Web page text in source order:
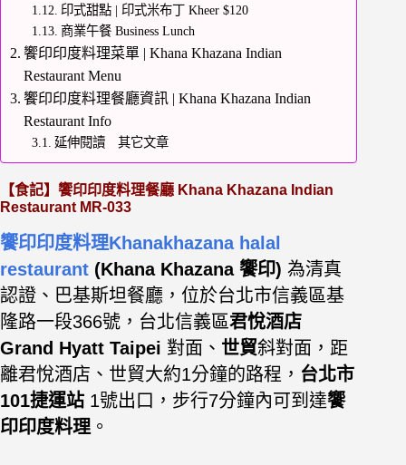
印式甜點 | 印式米布丁 Kheer $120
商業午餐 Business Lunch
饗印印度料理菜單 | Khana Khazana Indian
Restaurant Menu
饗印印度料理餐廳資訊 | Khana Khazana Indian
Restaurant Info
延伸閱讀 其它文章
【食記】饗印印度料理餐廳 Khana Khazana Indian
Restaurant MR-033
饗印印度料理Khanakhazana halal
restaurant (Khana Khazana 饗印) 為清真
認證、巴基斯坦餐廳，位於台北市信義區基
隆路一段366號，台北信義區君悅酒店
Grand Hyatt Taipei 對面、 世貿斜對面，距
離君悅酒店、世貿大約1分鐘的路程， 台北市
101捷運站 1號出口，步行7分鐘內可到達饗
印印度料理。